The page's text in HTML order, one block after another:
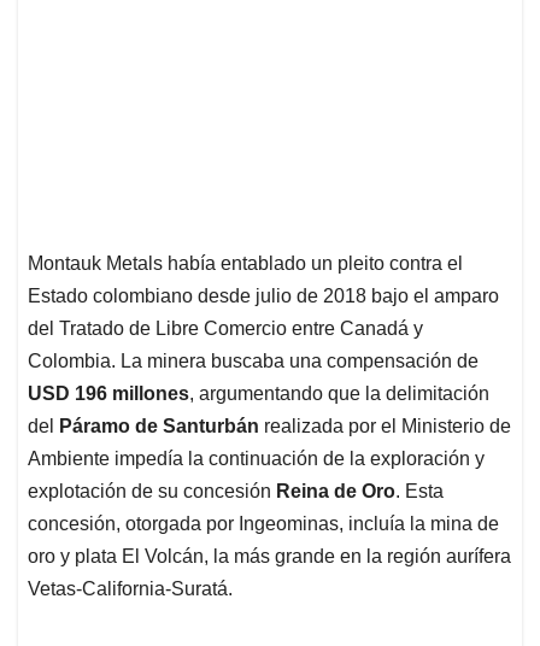
Montauk Metals había entablado un pleito contra el
Estado colombiano desde julio de 2018 bajo el amparo
del Tratado de Libre Comercio entre Canadá y
Colombia. La minera buscaba una compensación de
USD 196 millones, argumentando que la delimitación
del
Páramo de Santurbán realizada por el Ministerio de
Ambiente impedía la continuación de la exploración y
explotación de su concesión Reina de Oro. Esta
concesión, otorgada por Ingeominas, incluía la mina de
oro y plata El Volcán, la más grande en la región aurífera
Vetas-California-Suratá.